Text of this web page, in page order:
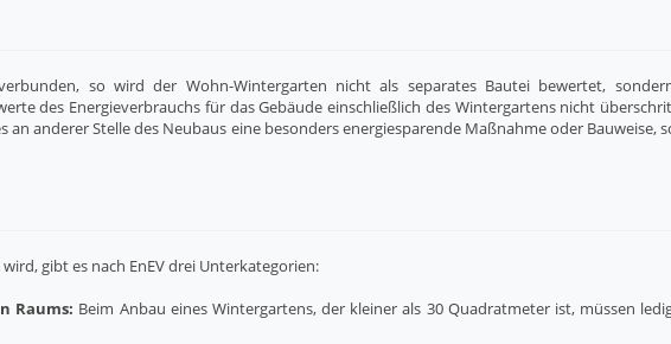
so wird der Wohn-Wintergarten nicht als separates Bautei bewertet,
des Energieverbrauchs für das Gebäude einschließlich des Wintergartens nicht
anderer Stelle des Neubaus eine besonders energiesparende Maßnahme oder Bauweise,
gibt es nach EnEV drei Unterkategorien:
Raums: Beim Anbau eines Wintergartens, der kleiner als 30 Quadratmeter ist, müssen